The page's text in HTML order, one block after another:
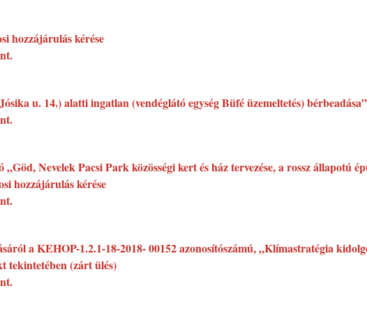
hozzájárulás kérése
u. 14.) alatti ingatlan (vendéglátó egység Büfé üzemeltetés)
Nevelek Pacsi Park közösségi kert és ház tervezése, a rossz állapotú
hozzájárulás kérése
a KEHOP-1.2.1-18-2018- 00152 azonosítószámú, „Klímastratégia
tekintetében (zárt ülés)